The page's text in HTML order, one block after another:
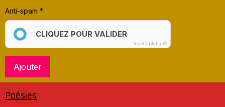
Anti-spam
CLIQUEZ POUR VALIDER
IconCaptcha ©
Ajouter
Poésies